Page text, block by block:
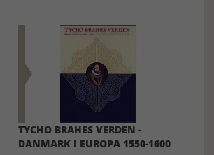
TYCHO BRAHES VERDEN -
DANMARK I EUROPA 1550-1600